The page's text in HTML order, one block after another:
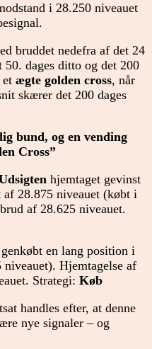
i 28.250 niveauet
bruddet nedefra af det 24
50. dages ditto og det 200
et ægte golden cross, når
skærer det 200 dages
bund, og en vending
Cross”
hjemtaget gevinst
28.875 niveauet (købt i
af 28.625 niveauet.
genkøbt en lang position i
Hjemtagelse af
Strategi: Køb
handles efter, at denne
nye signaler – og